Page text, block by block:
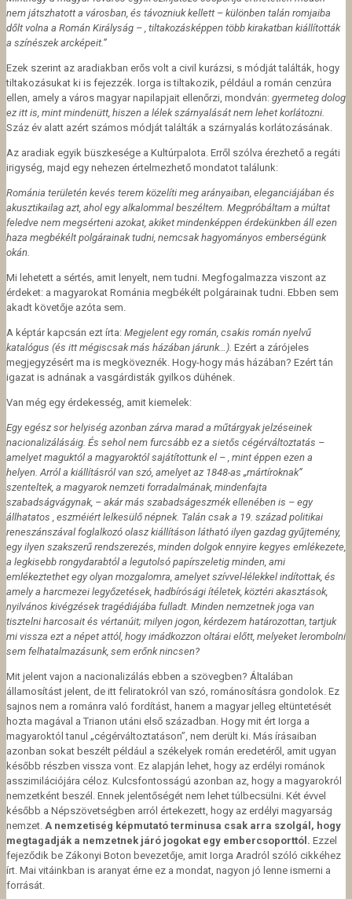
nem játszhatott a városban, és távozniuk kellett – különben talán romjaiba
dőlt volna a Román Királyság – , tiltakozásképpen több kirakatban kiállították
a színészek arcképeit.”
Ezek szerint az aradiakban erős volt a civil kurázsi, s módját találták, hogy
tiltakozásukat ki is fejezzék. Iorga is tiltakozik, például a román cenzúra
ellen, amely a város magyar napilapjait ellenőrzi, mondván: gyermeteg dolog
ez itt is, mint mindenütt, hiszen a lélek szárnyalását nem lehet korlátozni.
Száz év alatt azért számos módját találták a szárnyalás korlátozásának.
Az aradiak egyik büszkesége a Kultúrpalota. Erről szólva érezhető a regáti
irigység, majd egy nehezen értelmezhető mondatot találunk:
Románia területén kevés terem közelíti meg arányaiban, eleganciájában és
akusztikailag azt, ahol egy alkalommal beszéltem. Megpróbáltam a múltat
feledve nem megsérteni azokat, akiket mindenképpen érdekünkben áll ezen
haza megbékélt polgárainak tudni, nemcsak hagyományos emberségünk
okán.
Mi lehetett a sértés, amit lenyelt, nem tudni. Megfogalmazza viszont az
érdeket: a magyarokat Románia megbékélt polgárainak tudni. Ebben sem
akadt követője azóta sem.
A képtár kapcsán ezt írta: Megjelent egy román, csakis román nyelvű
katalógus (és itt mégiscsak más házában járunk…). Ezért a zárójeles
megjegyzésért ma is megköveznék. Hogy-hogy más házában? Ezért tán
igazat is adnának a vasgárdisták gyilkos dühének.
Van még egy érdekesség, amit kiemelek:
Egy egész sor helyiség azonban zárva marad a műtárgyak jelzéseinek
nacionalizálásáig. És sehol nem furcsább ez a sietős cégérváltoztatás –
amelyet maguktól a magyaroktól sajátítottunk el – , mint éppen ezen a
helyen. Arról a kiállításról van szó, amelyet az 1848-as „mártíroknak”
szenteltek, a magyarok nemzeti forradalmának, mindenfajta
szabadságvágynak, – akár más szabadságeszmék ellenében is – egy
állhatatos , eszméiért lelkesülő népnek. Talán csak a 19. század politikai
reneszánszával foglalkozó olasz kiállításon látható ilyen gazdag gyűjtemény,
egy ilyen szakszerű rendszerezés, minden dolgok ennyire kegyes emlékezete,
a legkisebb rongydarabtól a legutolsó papírszeletig minden, ami
emlékeztethet egy olyan mozgalomra, amelyet szívvel­-lélekkel indítottak, és
amely a harcmezei legyőzetések, hadbírósági ítéletek, köztéri akasztások,
nyilvános kivégzések tragédiájába fulladt. Minden nemzetnek joga van
tisztelni harcosait és vértanúit; milyen jogon, kérdezem határozottan, tartjuk
mi vissza ezt a népet attól, hogy imádkozzon oltárai előtt, melyeket lerombolni
sem felhatalmazásunk, sem erőnk nincsen?
Mit jelent vajon a nacionalizálás ebben a szövegben? Általában
államosítást jelent, de itt feliratokról van szó, románosításra gondolok. Ez
sajnos nem a románra való fordítást, hanem a magyar jelleg eltüntetését
hozta magával a Trianon utáni első században. Hogy mit ért Iorga a
magyaroktól tanul „cégérváltoztatáson”, nem derült ki. Más írásaiban
azonban sokat beszélt például a székelyek román eredetéről, amit ugyan
később részben vissza vont. Ez alapján lehet, hogy az erdélyi románok
asszimilációjára céloz. Kulcsfontosságú azonban az, hogy a magyarokról
nemzetként beszél. Ennek jelentőségét nem lehet túlbecsülni. Két évvel
később a Népszövetségben arról értekezett, hogy az erdélyi magyarság
nemzet. A nemzetiség képmutató terminusa csak arra szolgál, hogy
megtagadják a nemzetnek járó jogokat egy embercsoporttól. Ezzel
fejeződik be Zákonyi Boton bevezetője, amit Iorga Aradról szóló cikkéhez
írt. Mai vitáinkban is aranyat érne ez a mondat, nagyon jó lenne ismerni a
forrását.